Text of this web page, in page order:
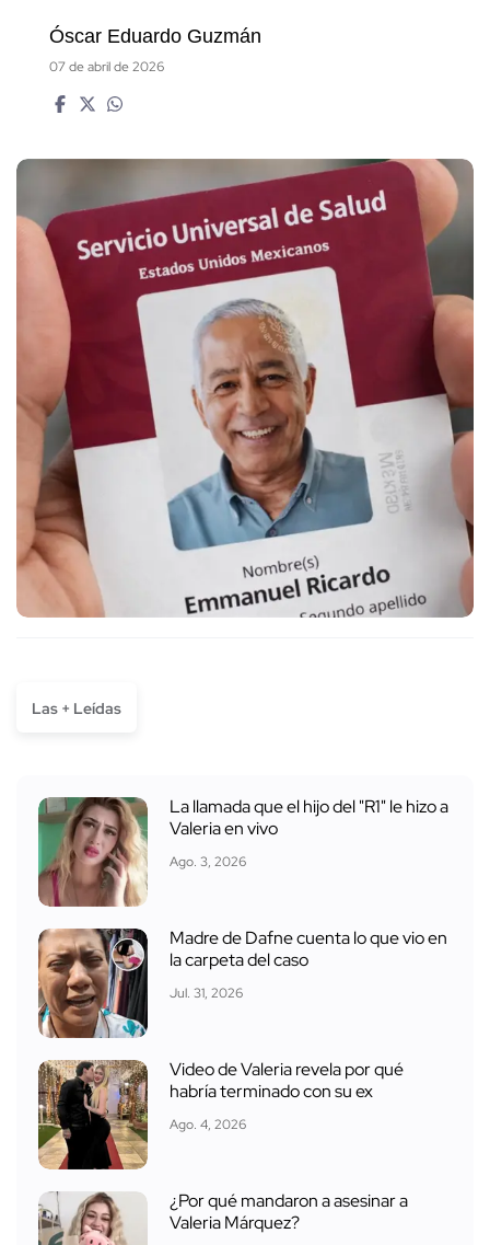
Óscar Eduardo Guzmán
07 de abril de 2026
Las + Leídas
La llamada que el hijo del "R1" le hizo a
Valeria en vivo
Ago. 3, 2026
Madre de Dafne cuenta lo que vio en
la carpeta del caso
Jul. 31, 2026
Video de Valeria revela por qué
habría terminado con su ex
Ago. 4, 2026
¿Por qué mandaron a asesinar a
Valeria Márquez?